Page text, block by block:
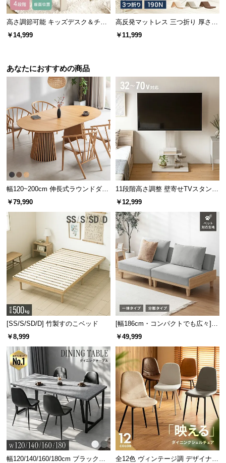
目と高い耐久性が特徴の特殊加工化
粧合板。合成樹脂で仕上げを施して
おり、電気を通さず水や薬品にも強
い素材です。
細かな部分にもこだわった設計
使いやすさを徹底的に追及した設計のデスク。毎日
長時間作業するデスクならではの工夫があります。
安心の面取り加工
腕が痛くならないよう、天板前面にやわらかなカー
ブを施しました。角でケガをする心配もありませ
ん。
高さ調節可能 キッズデスク＆チェ
アセット
￥14,999
高反発マットレス 三つ折り 厚さ10
cm D
￥11,999
あなたにおすすめの商品
幅120~200cm 伸長式ラウンドダイ
ニングテーブル 6人掛け 天然木突
板 美しい格子デザイン
￥79,990
11段階高さ調整 壁寄せTVスタンド
キャスター付き 上下左右角度調節
￥12,999
[SS/S/SD/D] 竹製すのこベッド
￥8,999
[幅186cm・コンパクトでも広々] 3
人掛けソファベッド リクライニン
￥49,999
幅120/140/160/180cm ブラックフ
全12色 ヴィンテージ調 デザイナー